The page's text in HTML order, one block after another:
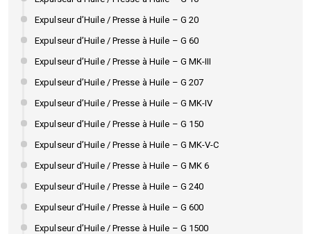
Expulseur d’Huile / Presse à Huile – G 20
Expulseur d’Huile / Presse à Huile – G 60
Expulseur d’Huile / Presse à Huile – G MK-III
Expulseur d’Huile / Presse à Huile – G 207
Expulseur d’Huile / Presse à Huile – G MK-IV
Expulseur d’Huile / Presse à Huile – G 150
Expulseur d’Huile / Presse à Huile – G MK-V-C
Expulseur d’Huile / Presse à Huile – G MK 6
Expulseur d’Huile / Presse à Huile – G 240
Expulseur d’Huile / Presse à Huile – G 600
Expulseur d’Huile / Presse à Huile – G 1500